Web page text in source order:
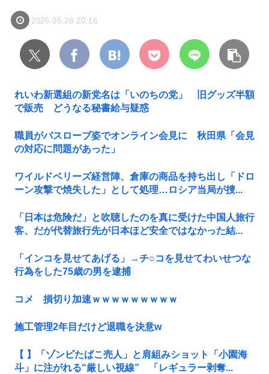
2026.05.28 20:16
れいわ新選組の新党名は「いのちの党」 旧グッズ半額
で販売 どうなる秘書給与疑惑
職員がバスローブ姿でオンライン会見に 秋田県「会見
の対応に問題があった」
ワイルドベリーズ経営陣、倉庫の商品を持ち出し「ドロ
ーン攻撃で焼失した」として処理…ロシア当局が捜...
「日本は危険だ」と吹聴したのを真に受けた中国人旅行
客、だが代替旅行先が日本ほど安全ではなかった結...
「インコを見せてあげる」→チ○コを見せてわいせつな
行為をした75歳の男を逮捕
コメ 損切り加速ｗｗｗｗｗｗｗｗｗ
施工管理2年目だけど退職を決意w
【 】「ゾンビたばこ売人」と肩組みショット「小園海
斗」に注がれる“厳しい視線” 「レギュラー剥奪...